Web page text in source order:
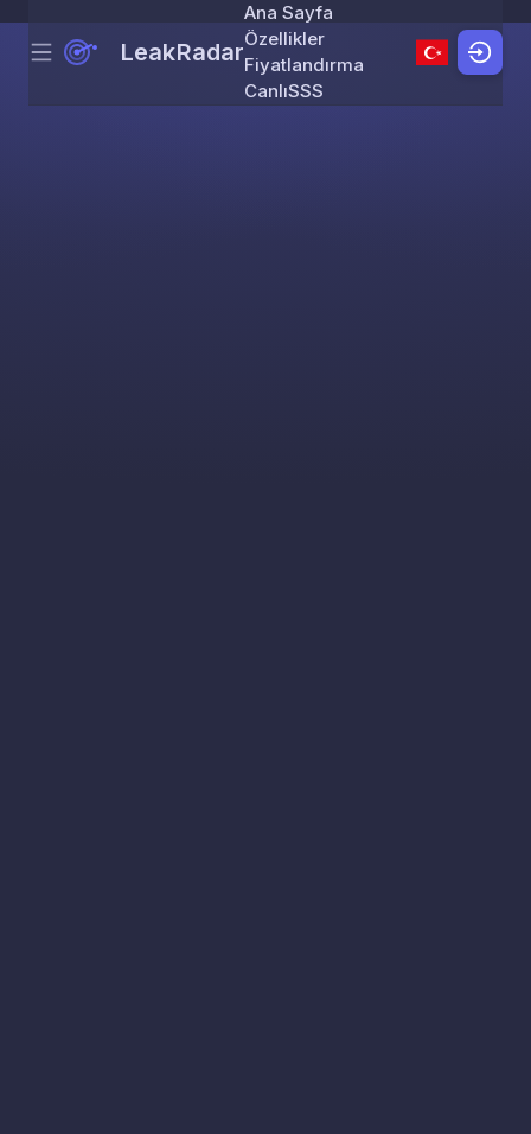
Skip to content
Menu LeakRadar
Ana Sayfa
Özellikler
Fiyatlandırma
CanlıSSS